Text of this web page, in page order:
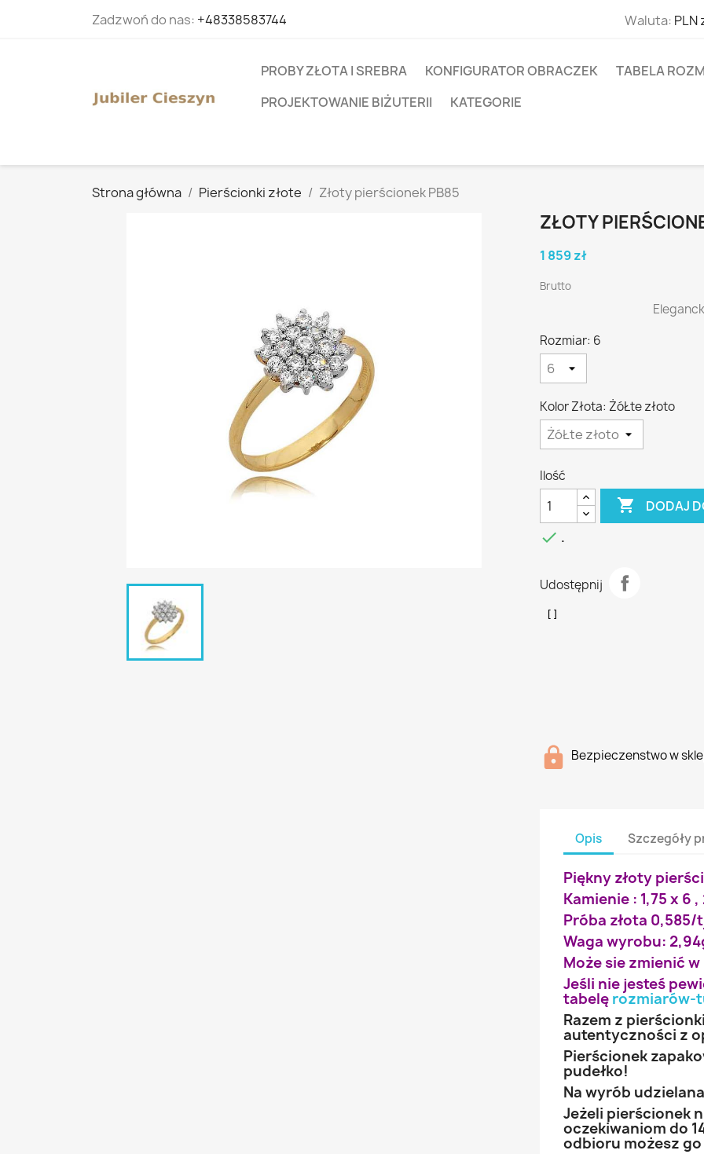
Zadzwoń do nas: +48338583744 Waluta: PLN
PROBY ZŁOTA I SREBRA KONFIGURATOR OBRACZEK
TABELA
PROJEKTOWANIE BIŻUTERII
KATEGORIE
Strona główna Pierścionki złote Złoty pierścionek PB85
ZŁOTY
1 859 zł
Brutto
Rozmiar: 6
Kolor Złota: ŻóŁte złoto
Ilość
 DODAJ
 .
Udostępnij
Bezpieczenstwo w
Opis Szczegóły
Piękny złoty
Kamienie : 1,75 x 6
Próba złota 0,585/
Waga wyrobu:
Może sie zmienić
Jeśli nie jesteś
tabelę rozmiarów-
Razem z
autentyczności z
Pierścionek
pudełko!
Na wyrób
Jeżeli pierścionek
oczekiwaniom do
odbioru możesz